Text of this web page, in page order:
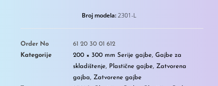
Broj modela:2301-L
Order No
61 20 30 01 612
Kategorije
200 × 300 mm Serije gajbe, Gajbe za
skladištenje, Plastične gajbe, Zatvorena
gajba, Zatvorene gajbe